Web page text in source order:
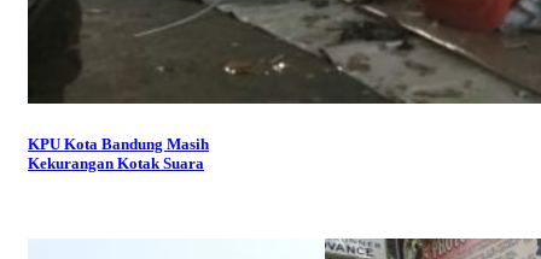
KPU Kota Bandung Masih
Kekurangan Kotak Suara